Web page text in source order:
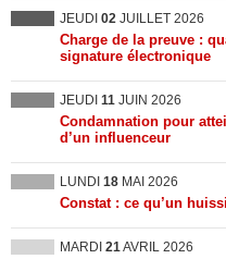
JEUDI 02 JUILLET 2026
Charge de la preuve :
signature électronique
JEUDI 11 JUIN 2026
Condamnation pour
d’un influenceur
LUNDI 18 MAI 2026
Constat : ce qu’un
MARDI 21AVRIL 2026